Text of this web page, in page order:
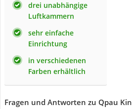
drei unabhängige
Luftkammern
sehr einfache
Einrichtung
in verschiedenen
Farben erhältlich
Fragen und Antworten zu Qpau